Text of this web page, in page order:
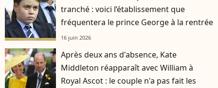
tranché : voici l’établissement que
fréquentera le prince George à la rentrée
16 juin 2026
Après deux ans d'absence, Kate
Middleton réapparaît avec William à
Royal Ascot : le couple n'a pas fait les